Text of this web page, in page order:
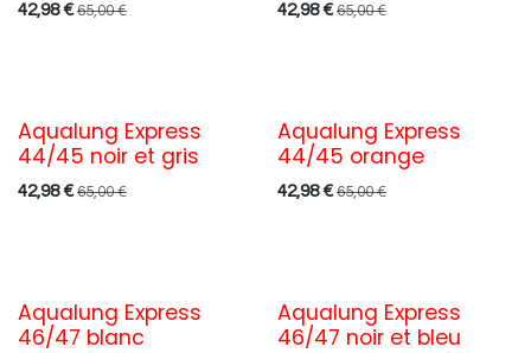
42,98€ 65,00€ 42,98€ 65,00€
Aqualung Express
44/45 noir et gris
42,98€ 65,00€
Aqualung Express
44/45 orange
42,98€ 65,00€
Aqualung Express
46/47 blanc
Aqualung Express
46/47 noir et bleu